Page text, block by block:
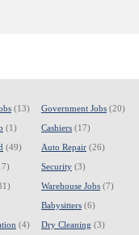
(13)
(1)
(49)
Government Jobs (20)
Cashiers (17)
Auto Repair (26)
Security (3)
Warehouse Jobs (7)
Babysitters (6)
(4)
Dry Cleaning (3)